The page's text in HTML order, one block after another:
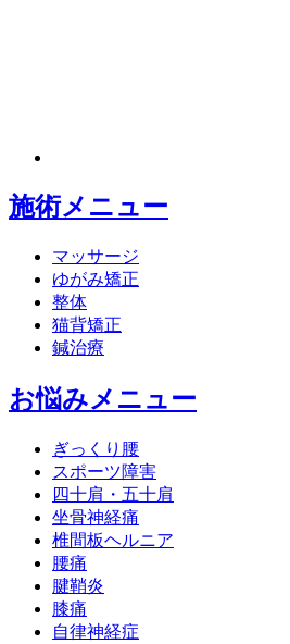
施術メニュー
マッサージ
ゆがみ矯正
整体
猫背矯正
鍼治療
お悩みメニュー
ぎっくり腰
スポーツ障害
四十肩・五十肩
坐骨神経痛
椎間板ヘルニア
腰痛
腱鞘炎
膝痛
自律神経症